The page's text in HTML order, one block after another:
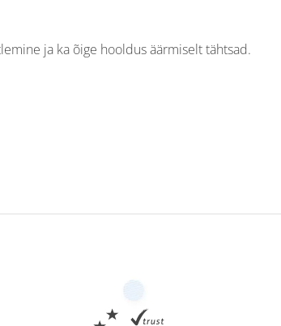
ja ka õige hooldus äärmiselt tähtsad.